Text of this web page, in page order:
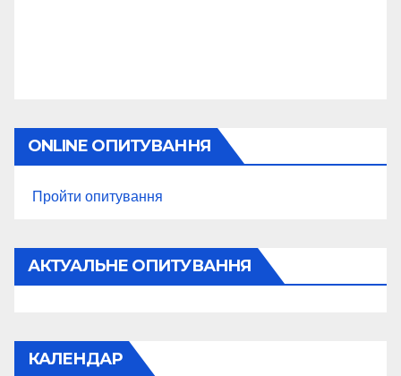
ONLINE ОПИТУВАННЯ
Пройти опитування
АКТУАЛЬНЕ ОПИТУВАННЯ
КАЛЕНДАР